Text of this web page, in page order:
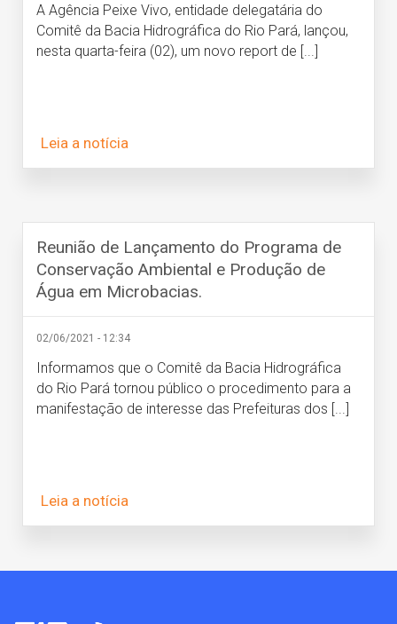
A Agência Peixe Vivo, entidade delegatária do
Comitê da Bacia Hidrográfica do Rio Pará, lançou,
nesta quarta-feira (02), um novo report de [...]
Leia a notícia
Reunião de Lançamento do Programa de
Conservação Ambiental e Produção de
Água em Microbacias.
02/06/2021 - 12:34
Informamos que o Comitê da Bacia Hidrográfica
do Rio Pará tornou público o procedimento para a
manifestação de interesse das Prefeituras dos [...]
Leia a notícia